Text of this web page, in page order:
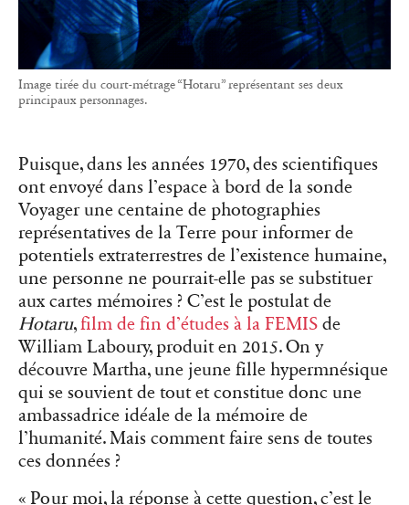
Image tirée du court-métrage “Hotaru” représentant ses deux
principaux personnages.
Puisque, dans les années 1970, des scientifiques
ont envoyé dans l’espace à bord de la sonde
Voyager une centaine de photographies
représentatives de la Terre pour informer de
potentiels extraterrestres de l’existence humaine,
une personne ne pourrait-elle pas se substituer
aux cartes mémoires ? C’est le postulat de
Hotaru,film de fin d’études à la FEMIS de
William Laboury, produit en 2015. On y
découvre Martha, une jeune fille hypermnésique
qui se souvient de tout et constitue donc une
ambassadrice idéale de la mémoire de
l’humanité. Mais comment faire sens de toutes
ces données ?
« Pour moi, la réponse à cette question, c’est le